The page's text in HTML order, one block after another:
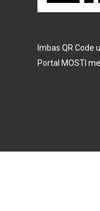
Imbas QR Code
Portal MOSTI